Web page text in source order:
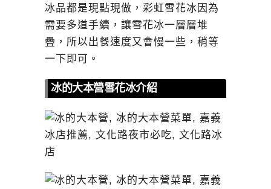
冰品都是現點現做，彩虹雪花冰因為
需要多道手續，讓雪花冰一層層堆
疊，所以出餐速度又會慢一些，稍等
一下即可。
冰的大本營雪花冰介紹